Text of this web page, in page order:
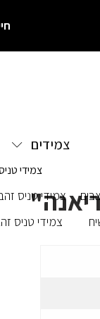
צמידים
צמידי
צמידי טניס
צמידי טניס